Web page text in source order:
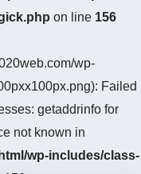
on line 156
wp-
Failed
getaddrinfo for
not known in
wp-includes/class-